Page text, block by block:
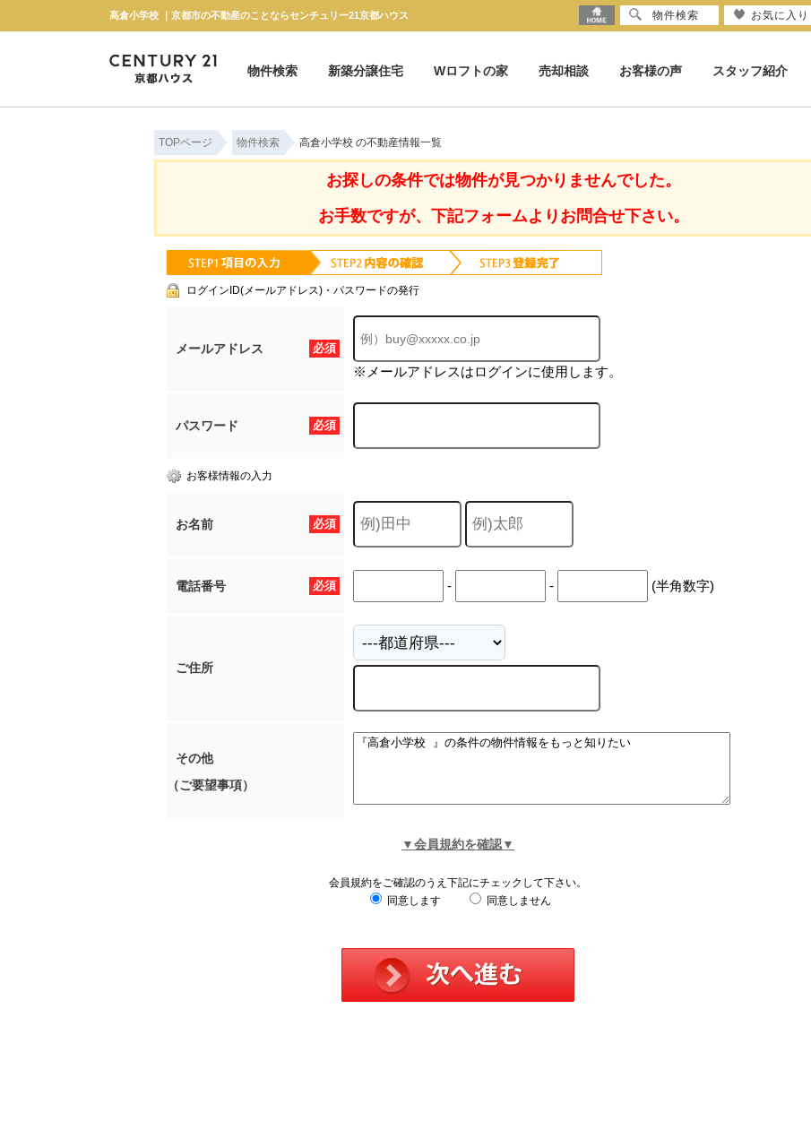
高倉小学校 ｜京都市の不動産のことならセンチュリー21京都ハウス
物件検索
新築分譲住宅 Wロフトの家 売却相談 お客様の声 スタッフ紹介
TOPページ 物件検索 高倉小学校 の不動産情報一覧
お探しの条件では物件が見つかりませんでした。
お手数ですが、下記フォームよりお問合せ下さい。
ログインID(メールアドレス)・パスワードの発行
必須
メールアドレス
※メールアドレスはログインに使用します。
必須
パスワード
お客様情報の入力
必須
お名前
必須
電話番号 - - (半角数字)
ご住所
その他
（ご要望事項）
▼会員規約を確認▼
会員規約をご確認のうえ下記にチェックして下さい。
同意します
同意しません
物件検索 お気に入り